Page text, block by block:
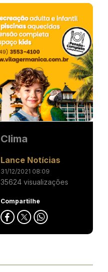
Clima
Lance Notícias
31/12/2021 08:09
35624 visualizações
Compartilhe